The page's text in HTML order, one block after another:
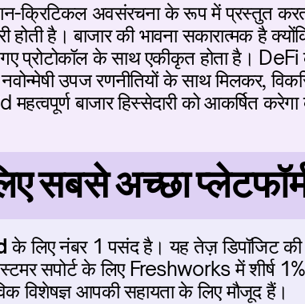
क्रिटिकल अवसंरचना के रूप में प्रस्तुत
है। बाजार की भावना सकारात्मक है
प्रोटोकॉल के साथ एकीकृत होता है।
उपज रणनीतियों के साथ मिलकर,
महत्वपूर्ण बाजार हिस्सेदारी को आकर्षित
सबसे अच्छा
के लिए नंबर 1 पसंद है। यह तेज़ डिपॉजिट
सपोर्ट के लिए Freshworks में शीर्ष
विशेषज्ञ आपकी सहायता के लिए मौजूद हैं।